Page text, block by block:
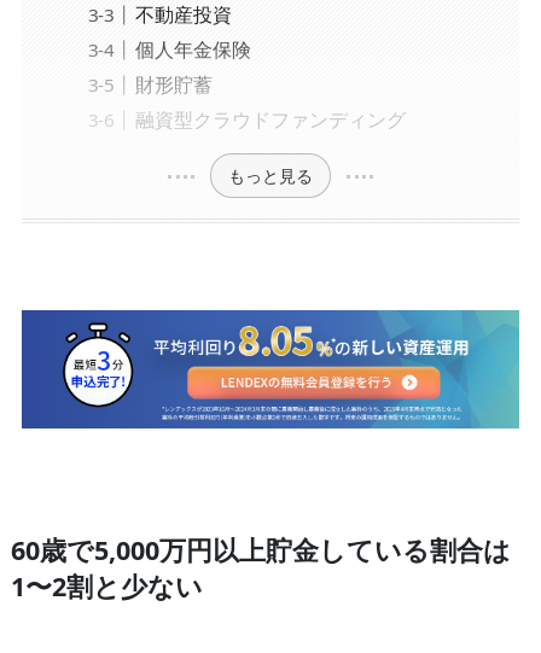
不動産投資
個人年金保険
財形貯蓄
融資型クラウドファンディング
もっと見る
60歳で5,000万円以上貯金している割合は
1〜2割と少ない